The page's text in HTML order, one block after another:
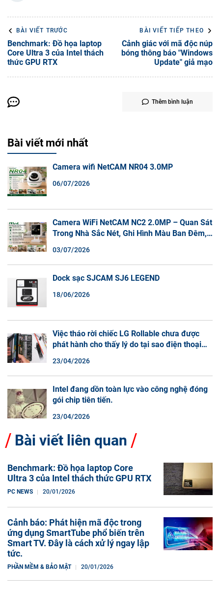
BÀI VIẾT TRƯỚC
Benchmark: Đồ họa laptop
Core Ultra 3 của Intel thách
thức GPU RTX
BÀI VIẾT TIẾP THEO
Cảnh giác với mã độc núp
bóng thông báo "Windows
Update" giả mạo
Thêm bình luận
Bài viết mới nhất
Camera wifi NetCAM NR04 3.0MP
06/07/2026
Camera WiFi NetCAM NC2 2.0MP – Quan Sát
Trong Nhà Sắc Nét, Ghi Hình Màu Ban Đêm,
03/07/2026
Dock sạc SJCAM SJ6 LEGEND
18/06/2026
Việc tháo rời chiếc LG Rollable chưa được
phát hành cho thấy lý do tại sao điện thoại
23/04/2026
Intel đang dồn toàn lực vào công nghệ đóng
gói chip tiên tiến.
23/04/2026
Bài viết liên quan
Benchmark: Đồ họa laptop Core
Ultra 3 của Intel thách thức GPU RTX
PC NEWS 20/01/2026
Cảnh báo: Phát hiện mã độc trong
ứng dụng SmartTube phổ biến trên
Smart TV. Đây là cách xử lý ngay lập
tức.
PHẦN MỀM & BẢO MẬT 20/01/2026